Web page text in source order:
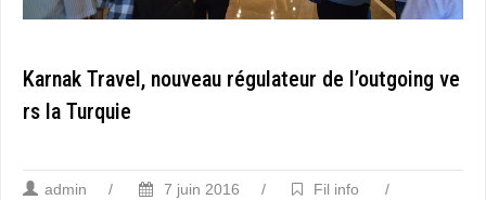
Karnak Travel, nouveau régulateur de l’outgoing ve
rs la Turquie
admin / 7 juin 2016 / Fil info
/